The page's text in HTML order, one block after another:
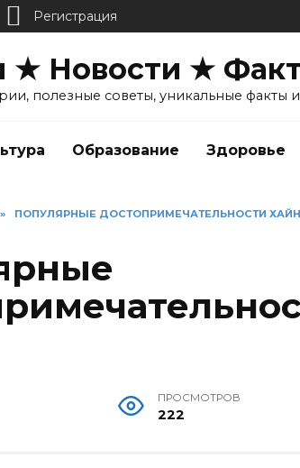
★ Новости ★
полезные советы, уникальные факты
Образование Здоровье
» ПОПУЛЯРНЫЕ ДОСТОПРИМЕЧАТЕЛЬНОСТИ
ПРОСМОТРОВ
222
Регистрация